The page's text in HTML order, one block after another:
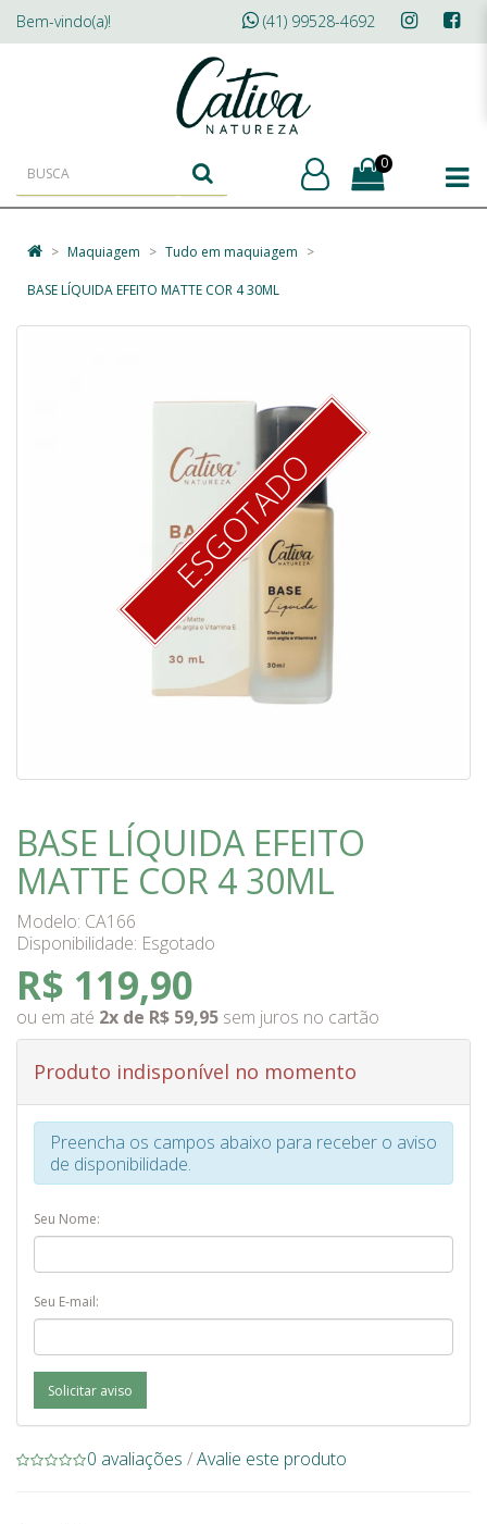
Bem-vindo(a)! (41) 99528-4692
0
Maquiagem Tudo em maquiagem
BASE LÍQUIDA EFEITO MATTE COR 4 30ML
ESGOTADO
BASE LÍQUIDA EFEITO
MATTE COR 4 30ML
Modelo: CA166
Disponibilidade: Esgotado
R$ 119,90
ou em até 2x de R$ 59,95 sem juros no cartão
Produto indisponível no momento
Preencha os campos abaixo para receber o aviso
de disponibilidade.
Seu Nome:
Seu E-mail:
Solicitar aviso
0 avaliações /Avalie este produto